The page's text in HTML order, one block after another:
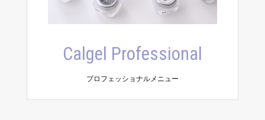
Calgel Professional
プロフェッショナルメニュー